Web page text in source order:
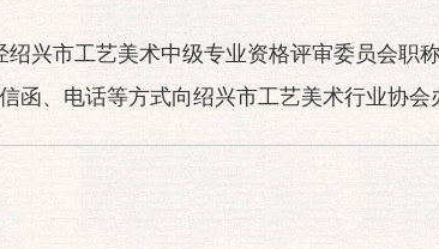
兴市工艺美术中级专业资格评审委员会职
函、电话等方式向绍兴市工艺美术行业协会